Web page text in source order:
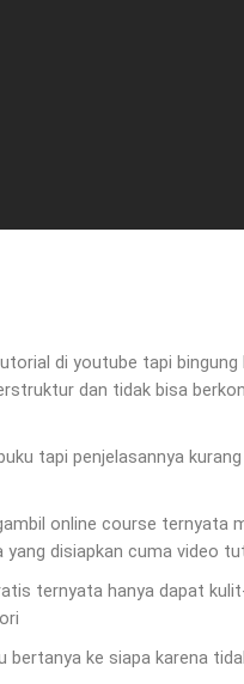
di youtube tapi bingung
dan tidak bisa
tapi penjelasannya
online course ternyata
yang disiapkan cuma video
ternyata hanya dapat
bertanya ke siapa karena